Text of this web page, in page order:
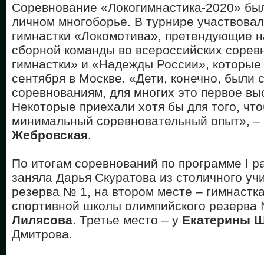
Соревнование «Локогимнастика-2020»
личном многоборье. В турнире
гимнастки «Локомотива», претендующие
сборной команды во всероссийских
гимнастки» и «Надежды России», которые
сентября в Москве. «Дети, конечно, были
соревнованиям, для многих это первое
Некоторые приехали хотя бы для того,
минимальный соревновательный опыт»,
Жебровская.
По итогам соревнований по программе I
заняла Дарья Скуратова из столичного
резерва № 1, на втором месте –
спортивной школы олимпийского
Лилясова. Третье место – у Екатерины
Дмитрова.